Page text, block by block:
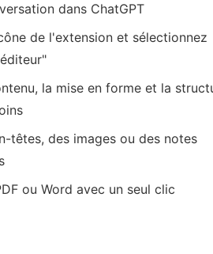
dans ChatGPT
de l'extension et sélectionnez
la mise en forme et la
têtes, des images ou des notes
ou Word avec un seul clic